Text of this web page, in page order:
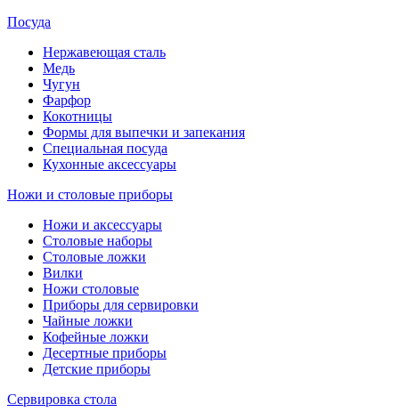
Посуда
Нержавеющая сталь
Медь
Чугун
Фарфор
Кокотницы
Формы для выпечки и запекания
Специальная посуда
Кухонные аксессуары
Ножи и столовые приборы
Ножи и аксессуары
Столовые наборы
Столовые ложки
Вилки
Ножи столовые
Приборы для сервировки
Чайные ложки
Кофейные ложки
Десертные приборы
Детские приборы
Сервировка стола